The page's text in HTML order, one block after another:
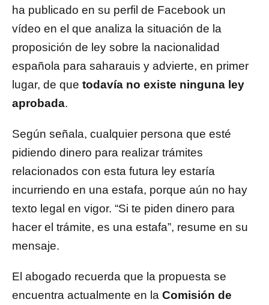
ha publicado en su perfil de Facebook un
vídeo en el que analiza la situación de la
proposición de ley sobre la nacionalidad
española para saharauis y advierte, en primer
lugar, de que todavía no existe ninguna ley
aprobada.
Según señala, cualquier persona que esté
pidiendo dinero para realizar trámites
relacionados con esta futura ley estaría
incurriendo en una estafa, porque aún no hay
texto legal en vigor. “Si te piden dinero para
hacer el trámite, es una estafa”, resume en su
mensaje.
El abogado recuerda que la propuesta se
encuentra actualmente en la Comisión de